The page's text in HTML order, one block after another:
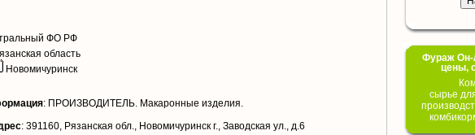
ФО РФ
область
Новомичуринск
: ПРОИЗВОДИТЕЛЬ. Макаронные изделия.
: 391160, Рязанская обл., Новомичуринск г., Заводская ул., д.6
Фураж Он-
цены,
сырье